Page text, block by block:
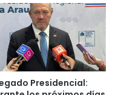
Presidencial: